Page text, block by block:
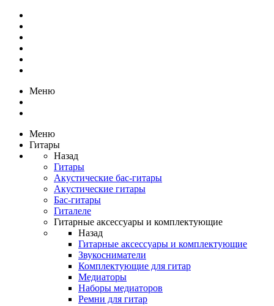
Меню
Меню
Гитары
Назад
Гитары
Акустические бас-гитары
Акустические гитары
Бас-гитары
Гиталеле
Гитарные аксессуары и комплектующие
Назад
Гитарные аксессуары и комплектующие
Звукосниматели
Комплектующие для гитар
Медиаторы
Наборы медиаторов
Ремни для гитар